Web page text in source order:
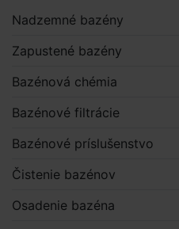
Nadzemné bazény
Zapustené bazény
Bazénová chémia
Bazénové filtrácie
Bazénové príslušenstvo
Čistenie bazénov
Osadenie bazéna